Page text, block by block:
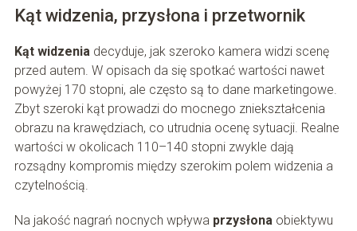
Kąt widzenia, przysłona i przetwornik
Kąt widzeniadecyduje, jak szeroko kamera widzi scenę
przed autem. W opisach da się spotkać wartości nawet
powyżej 170 stopni, ale często są to dane marketingowe.
Zbyt szeroki kąt prowadzi do mocnego zniekształcenia
obrazu na krawędziach, co utrudnia ocenę sytuacji. Realne
wartości w okolicach 110–140 stopni zwykle dają
rozsądny kompromis między szerokim polem widzenia a
czytelnością.
Na jakość nagrań nocnych wpływa przysłonaobiektywu